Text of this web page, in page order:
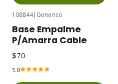
108844| Generico
Base Empalme
P/Amarra Cable
$70
5.0